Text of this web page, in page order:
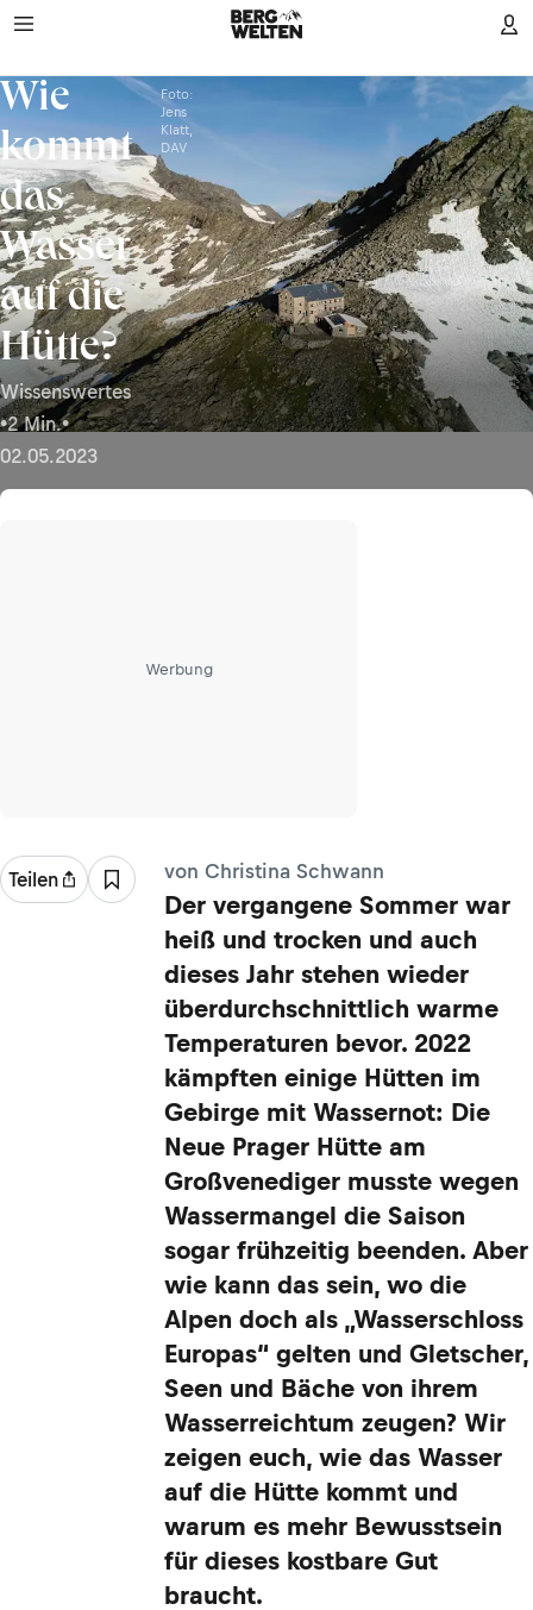
Wie
kommt
das
Wasser
auf die
Hütte?
Wissenswertes
•2 Min.•
02.05.2023
Foto:
Jens
Klatt,
DAV
Werbung
Teilen von Christina Schwann
Der vergangene Sommer war
heiß und trocken und auch
dieses Jahr stehen wieder
überdurchschnittlich warme
Temperaturen bevor. 2022
kämpften einige Hütten im
Gebirge mit Wassernot: Die
Neue Prager Hütte am
Großvenediger musste wegen
Wassermangel die Saison
sogar frühzeitig beenden. Aber
wie kann das sein, wo die
Alpen doch als „Wasserschloss
Europas“ gelten und Gletscher,
Seen und Bäche von ihrem
Wasserreichtum zeugen? Wir
zeigen euch, wie das Wasser
auf die Hütte kommt und
warum es mehr Bewusstsein
für dieses kostbare Gut
braucht.